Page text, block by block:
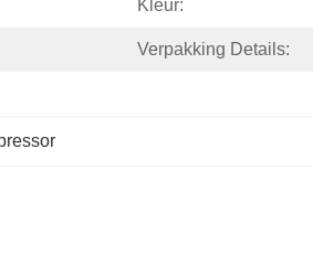
Kleur:
Verpakking Details: